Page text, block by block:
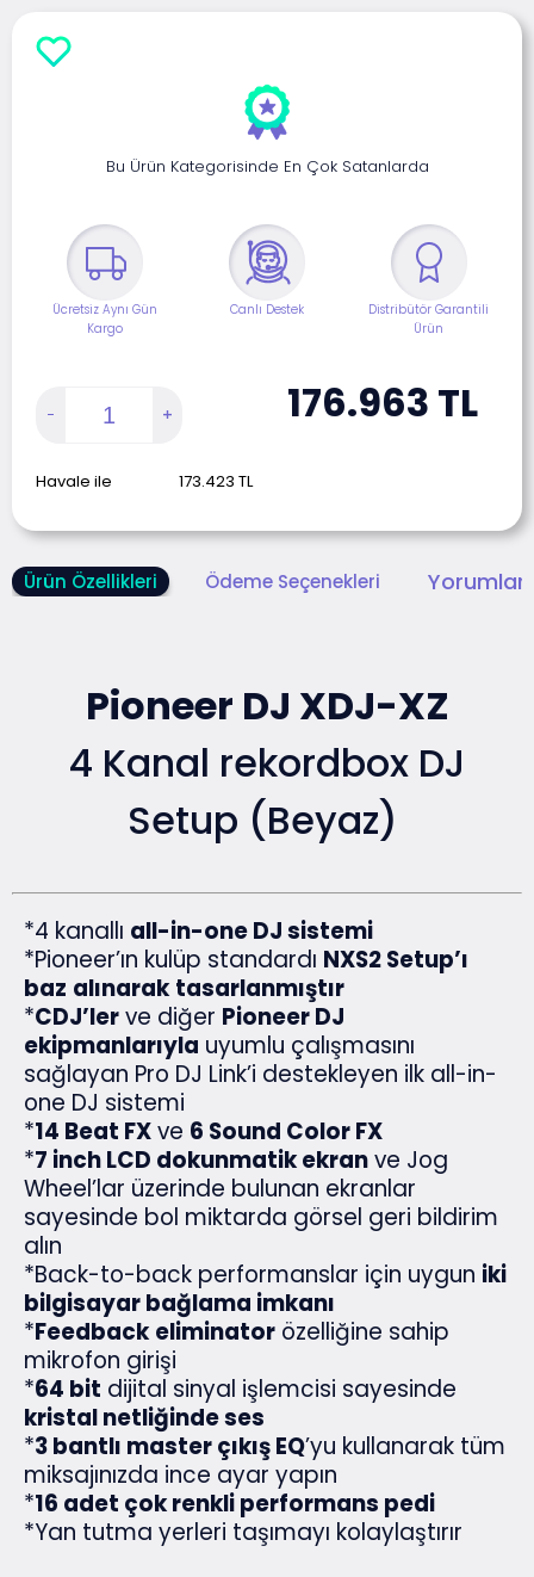
Bu Ürün Kategorisinde En Çok Satanlarda
Ücretsiz Aynı Gün
Kargo
Canlı Destek
Distribütör Garantili
Ürün
176.963 TL
Havale ile 173.423 TL
Ürün Özellikleri Ödeme Seçenekleri
Pioneer DJ XDJ-XZ
4 Kanal rekordbox DJ
Setup (Beyaz)
*4 kanallı all-in-one DJ sistemi
*Pioneer’ın kulüp standardı NXS2 Setup’ı
baz alınarak tasarlanmıştır
*CDJ’lerve diğer Pioneer DJ
ekipmanlarıyla uyumlu çalışmasını
sağlayan Pro DJ Link’i destekleyen ilk all-in-
one DJ sistemi
*14 Beat FXve 6 Sound Color FX
*7 inch LCD dokunmatik ekranve Jog
Wheel’lar üzerinde bulunan ekranlar
sayesinde bol miktarda görsel geri bildirim
alın
*Back-to-back performanslar için uygun iki
bilgisayar bağlama imkanı
*Feedback eliminator özelliğine sahip
mikrofon girişi
*64 bit dijital sinyal işlemcisi sayesinde
kristal netliğinde ses
*3 bantlı master çıkış EQ’yu kullanarak tüm
miksajınızda ince ayar yapın
*16 adet çok renkli performans pedi
*Yan tutma yerleri taşımayı kolaylaştırır